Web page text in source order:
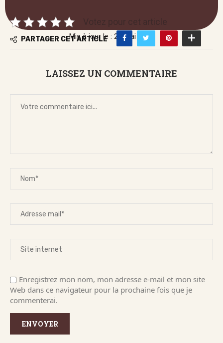
Mis à jour le : 28 mai 2026
Votez pour cet article
PARTAGER CET ARTICLE
LAISSEZ UN COMMENTAIRE
Enregistrez mon nom, mon adresse e-mail et mon site
Web dans ce navigateur pour la prochaine fois que je
commenterai.